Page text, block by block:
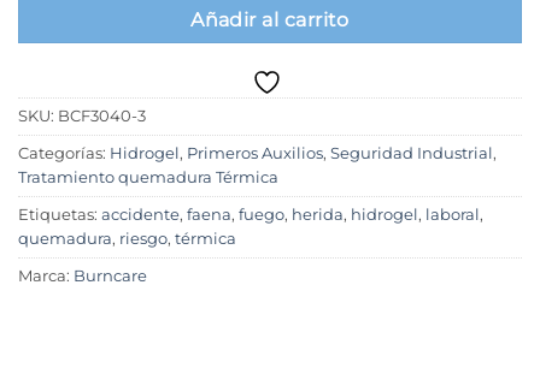
Añadir al carrito
SKU: BCF3040-3
Categorías: Hidrogel, Primeros Auxilios, Seguridad Industrial,
Tratamiento quemadura Térmica
Etiquetas: accidente, faena, fuego, herida, hidrogel, laboral,
quemadura, riesgo, térmica
Marca: Burncare